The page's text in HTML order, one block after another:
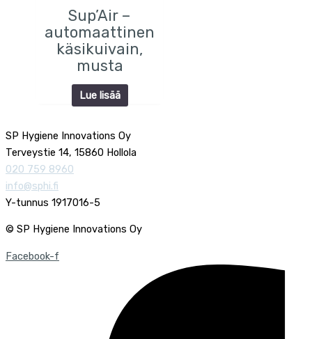
Sup’Air –
automaattinen
käsikuivain,
musta
Lue lisää
SP Hygiene Innovations Oy
Terveystie 14, 15860 Hollola
020 759 8960
info@sphi.fi
Y-tunnus 1917016-5
© SP Hygiene Innovations Oy
Facebook-f